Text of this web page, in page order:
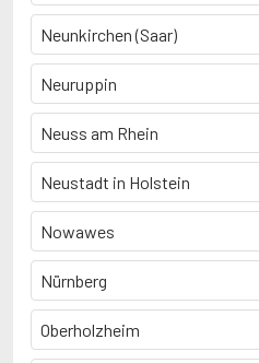
Neunkirchen (Saar)
Neuruppin
Neuss am Rhein
Neustadt in Holstein
Nowawes
Nürnberg
Oberholzheim